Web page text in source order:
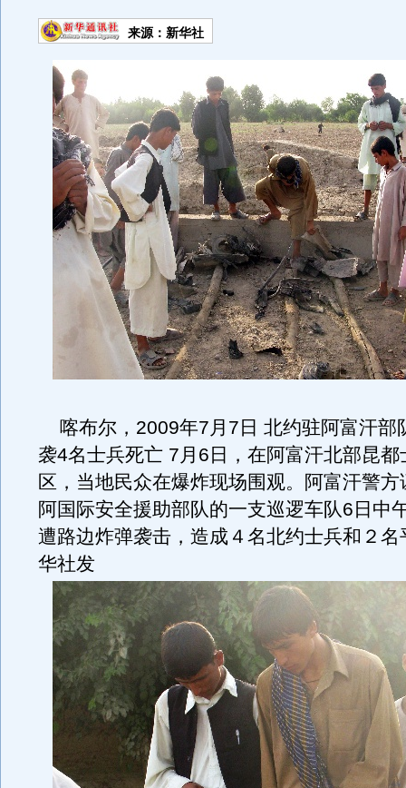
来源： 新华社
喀布尔，2009年7月7日 北约驻阿富汗部
袭4名士兵死亡 7月6日，在阿富汗北部昆都
区，当地民众在爆炸现场围观。阿富汗警
阿国际安全援助部队的一支巡逻车队6日中
遭路边炸弹袭击，造成４名北约士兵和２名
华社发